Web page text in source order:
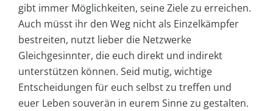
gibt immer Möglichkeiten, seine Ziele zu erreichen.
Auch müsst ihr den Weg nicht als Einzelkämpfer
bestreiten, nutzt lieber die Netzwerke
Gleichgesinnter, die euch direkt und indirekt
unterstützen können. Seid mutig, wichtige
Entscheidungen für euch selbst zu treffen und
euer Leben souverän in eurem Sinne zu gestalten.